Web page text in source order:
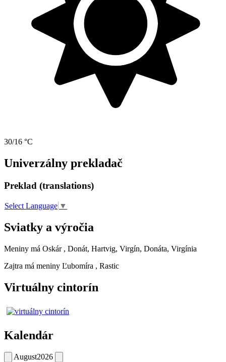
30/16 °C
Univerzálny prekladač
Preklad (translations)
Select Language ▼
Sviatky a výročia
Meniny má Oskár , Donát, Hartvig, Virgín, Donáta, Virgínia
Zajtra má meniny Ľubomíra , Rastic
Virtuálny cintorín
Kalendár
August2026